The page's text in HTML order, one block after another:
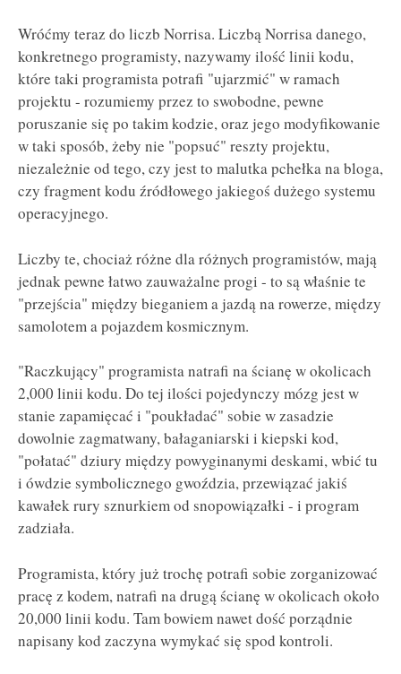
Wróćmy teraz do liczb Norrisa. Liczbą Norrisa danego,
konkretnego programisty, nazywamy ilość linii kodu,
które taki programista potrafi "ujarzmić" w ramach
projektu - rozumiemy przez to swobodne, pewne
poruszanie się po takim kodzie, oraz jego modyfikowanie
w taki sposób, żeby nie "popsuć" reszty projektu,
niezależnie od tego, czy jest to malutka pchełka na bloga,
czy fragment kodu źródłowego jakiegoś dużego systemu
operacyjnego.
Liczby te, chociaż różne dla różnych programistów, mają
jednak pewne łatwo zauważalne progi - to są właśnie te
"przejścia" między bieganiem a jazdą na rowerze, między
samolotem a pojazdem kosmicznym.
"Raczkujący" programista natrafi na ścianę w okolicach
2,000 linii kodu. Do tej ilości pojedynczy mózg jest w
stanie zapamięcać i "poukładać" sobie w zasadzie
dowolnie zagmatwany, bałaganiarski i kiepski kod,
"połatać" dziury między powyginanymi deskami, wbić tu
i ówdzie symbolicznego gwoździa, przewiązać jakiś
kawałek rury sznurkiem od snopowiązałki - i program
zadziała.
Programista, który już trochę potrafi sobie zorganizować
pracę z kodem, natrafi na drugą ścianę w okolicach około
20,000 linii kodu. Tam bowiem nawet dość porządnie
napisany kod zaczyna wymykać się spod kontroli.